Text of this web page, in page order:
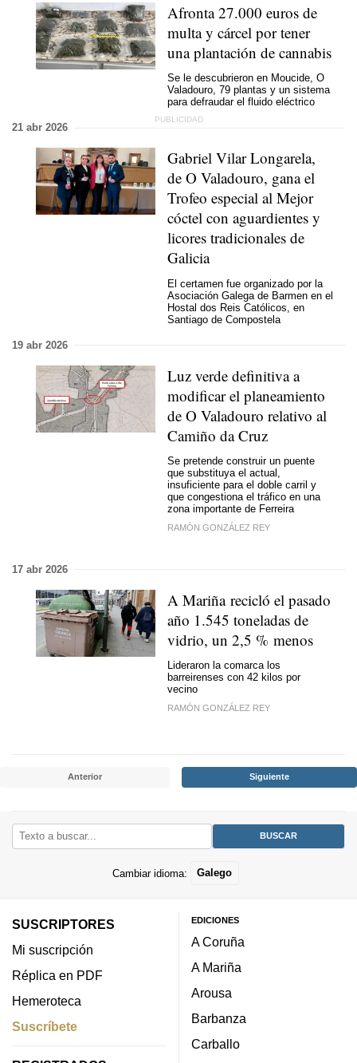
Afronta 27.000 euros de
multa y cárcel por tener
una plantación de cannabis
Se le descubrieron en Moucide, O
Valadouro, 79 plantas y un sistema
para defraudar el fluido eléctrico
21 abr 2026
Gabriel Vilar Longarela,
de O Valadouro, gana el
Trofeo especial al Mejor
cóctel con aguardientes y
licores tradicionales de
Galicia
El certamen fue organizado por la
Asociación Galega de Barmen en el
Hostal dos Reis Católicos, en
Santiago de Compostela
19 abr 2026
Luz verde definitiva a
modificar el planeamiento
de O Valadouro relativo al
Camiño da Cruz
Se pretende construir un puente
que substituya el actual,
insuficiente para el doble carril y
que congestiona el tráfico en una
zona importante de Ferreira
RAMÓN GONZÁLEZ REY
17 abr 2026
A Mariña recicló el pasado
año 1.545 toneladas de
vidrio, un 2,5 % menos
Lideraron la comarca los
barreirenses con 42 kilos por
vecino
RAMÓN GONZÁLEZ REY
Anterior Siguiente
Cambiar idioma: Galego
SUSCRIPTORES
Mi suscripción
Réplica en PDF
Hemeroteca
Suscríbete
EDICIONES
A Coruña
A Mariña
Arousa
Barbanza
Carballo